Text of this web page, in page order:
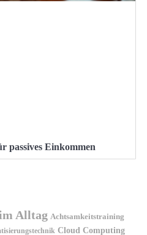
passives Einkommen
Alltag Achtsamkeitstraining
Cloud Computing